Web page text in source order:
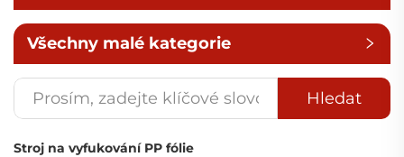
Všechny malé kategorie
Hledat
Stroj na vyfukování PP fólie